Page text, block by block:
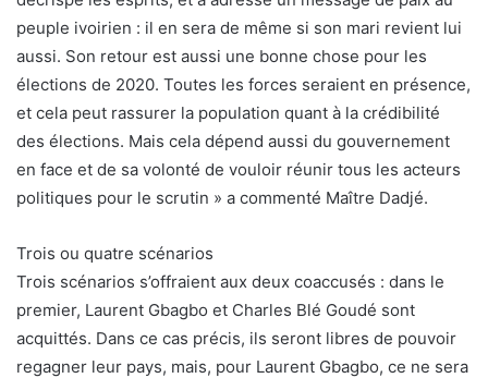
peuple ivoirien : il en sera de même si son mari revient lui
aussi. Son retour est aussi une bonne chose pour les
élections de 2020. Toutes les forces seraient en présence,
et cela peut rassurer la population quant à la crédibilité
des élections. Mais cela dépend aussi du gouvernement
en face et de sa volonté de vouloir réunir tous les acteurs
politiques pour le scrutin » a commenté Maître Dadjé.
Trois ou quatre scénarios
Trois scénarios s’offraient aux deux coaccusés : dans le
premier, Laurent Gbagbo et Charles Blé Goudé sont
acquittés. Dans ce cas précis, ils seront libres de pouvoir
regagner leur pays, mais, pour Laurent Gbagbo, ce ne sera